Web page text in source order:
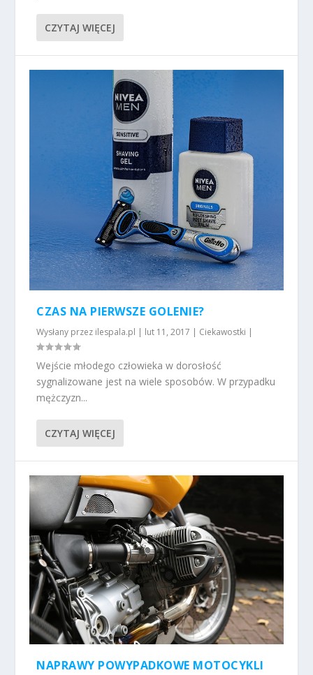
CZYTAJ WIĘCEJ
CZAS NA PIERWSZE GOLENIE?
Wysłany przez ilespala.pl | lut 11, 2017 | Ciekawostki |
Wejście młodego człowieka w dorosłość
sygnalizowane jest na wiele sposobów. W przypadku
mężczyzn...
CZYTAJ WIĘCEJ
NAPRAWY POWYPADKOWE MOTOCYKLI